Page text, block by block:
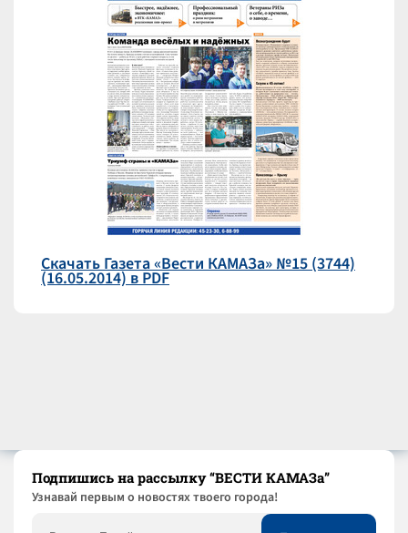
Скачать Газета «Вести КАМАЗа» №15 (3744)
(16.05.2014) в PDF
Подпишись на рассылку “ВЕСТИ КАМАЗа”
Узнaвай первым о новостях твоего города!